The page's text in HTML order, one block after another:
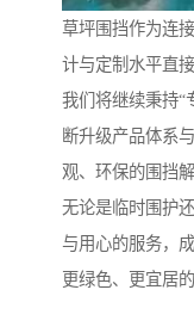
草坪围挡作为连
计与定制水平直
我们将继续秉持“
断升级产品体系
观、环保的围挡解
无论是临时围护
与用心的服务，
更绿色、更宜居